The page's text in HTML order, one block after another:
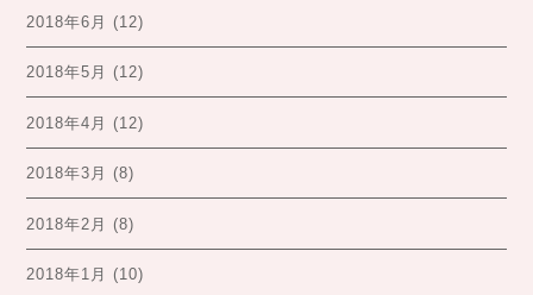
2018年6月 (12)
2018年5月 (12)
2018年4月 (12)
2018年3月 (8)
2018年2月 (8)
2018年1月 (10)